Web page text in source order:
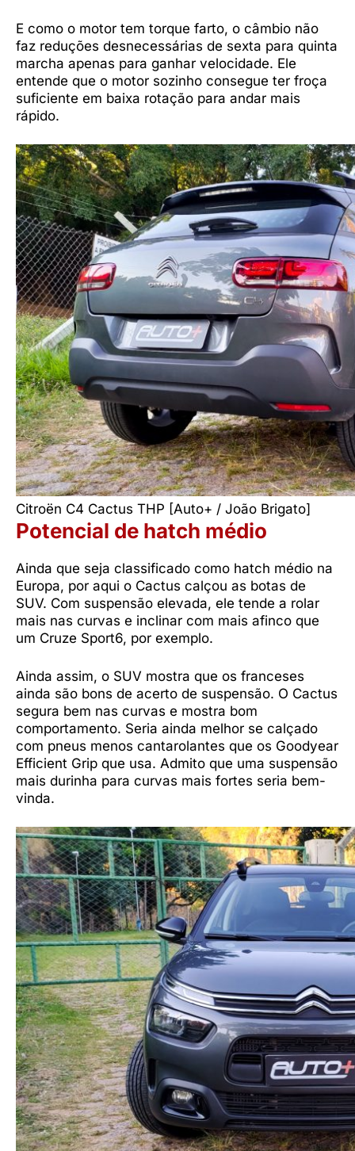
E como o motor tem torque farto, o câmbio não
faz reduções desnecessárias de sexta para quinta
marcha apenas para ganhar velocidade. Ele
entende que o motor sozinho consegue ter froça
suficiente em baixa rotação para andar mais
rápido.
Citroën C4 Cactus THP [Auto+ / João Brigato]
Potencial de hatch médio
Ainda que seja classificado como hatch médio na
Europa, por aqui o Cactus calçou as botas de
SUV. Com suspensão elevada, ele tende a rolar
mais nas curvas e inclinar com mais afinco que
um Cruze Sport6, por exemplo.
Ainda assim, o SUV mostra que os franceses
ainda são bons de acerto de suspensão. O Cactus
segura bem nas curvas e mostra bom
comportamento. Seria ainda melhor se calçado
com pneus menos cantarolantes que os Goodyear
Efficient Grip que usa. Admito que uma suspensão
mais durinha para curvas mais fortes seria bem-
vinda.